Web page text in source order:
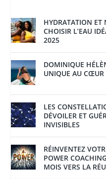
HYDRATATION
CHOISIR L’EAU
2025
DOMINIQUE
UNIQUE AU
LES
DÉVOILER ET
INVISIBLES
RÉINVENTEZ
POWER
MOIS VERS LA